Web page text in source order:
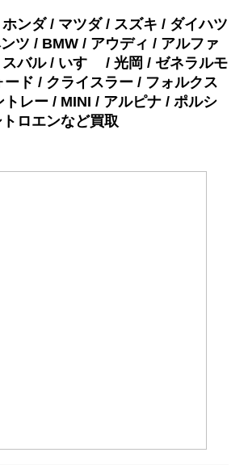
ホンダ / マツダ / スズキ / ダイハツ
ツ / BMW / アウディ / アルファ
バル / いすゞ / 光岡 / ゼネラルモ
ード / クライスラー / フォルクス
トレー / MINI / アルピナ / ポルシ
ロエンなど買取